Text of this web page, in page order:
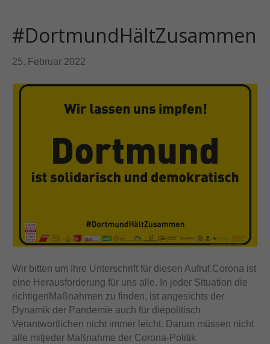
#DortmundHältZusammen
25. Februar 2022
Wir bitten um Ihre Unterschrift für diesen Aufruf.Corona ist
eine Herausforderung für uns alle. In jeder Situation die
richtigenMaßnahmen zu finden, ist angesichts der
Dynamik der Pandemie auch für diepolitisch
Verantwortlichen nicht immer leicht. Darum müssen nicht
alle mitjeder Maßnahme der Corona-Politik